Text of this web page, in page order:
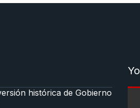
histórica de Gobierno